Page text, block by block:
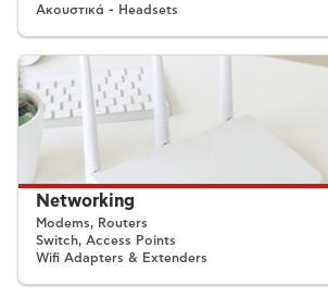
Ακουστικά - Headsets
Networking
Modems, Routers
Switch, Access Points
Wifi Adapters & Extenders